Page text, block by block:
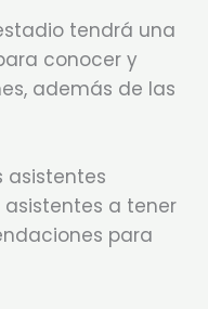
tendrá una
conocer y
además de las
asistentes
asistentes a tener
para